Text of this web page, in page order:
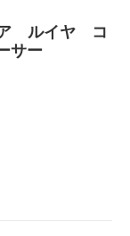
ア ルイヤ コ
サー